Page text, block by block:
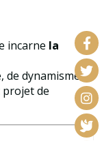
incarne la
de dynamisme,
projet de